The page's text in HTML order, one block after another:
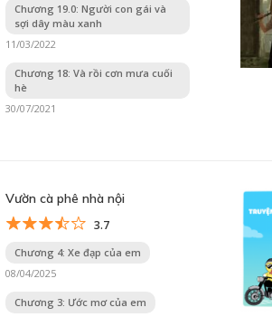
Chương 19.0: Người con gái và
sợi dây màu xanh
11/03/2022
Chương 18: Và rồi cơn mưa cuối
hè
30/07/2021
Vườn cà phê nhà nội
3.7
Chương 4: Xe đạp của em
08/04/2025
Chương 3: Ước mơ của em